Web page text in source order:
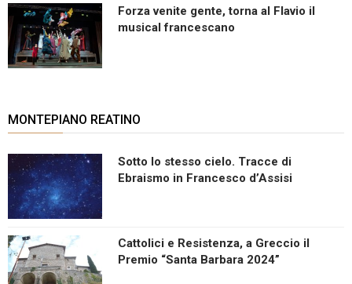
Forza venite gente, torna al Flavio il
musical francescano
MONTEPIANO REATINO
Sotto lo stesso cielo. Tracce di
Ebraismo in Francesco d’Assisi
Cattolici e Resistenza, a Greccio il
Premio “Santa Barbara 2024”